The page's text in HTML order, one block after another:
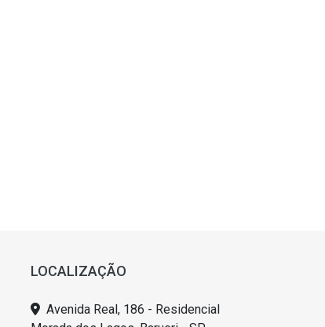
LOCALIZAÇÃO
Avenida Real, 186 - Residencial